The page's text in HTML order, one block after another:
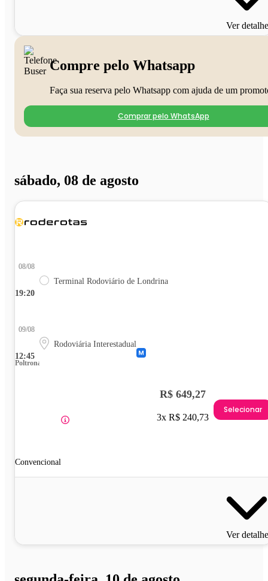
Ver
Compre pelo Whatsapp
Faça sua reserva pelo Whatsapp com ajuda de um
Comprar pelo WhatsApp
sábado, 08 de agosto
19:20
08/08
Terminal Rodoviário de Londrina
12:45
09/08
Rodoviária Interestadual
Poltrona
Convencional
R$ 649,27
3x R$ 240,73
Selecionar
Ver